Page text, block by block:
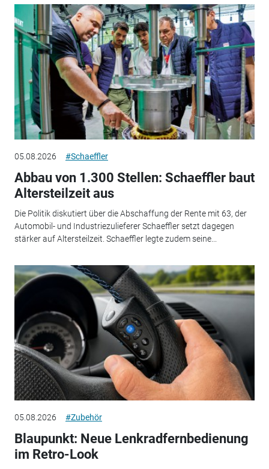
05.08.2026 #Schaeffler
Abbau von 1.300 Stellen: Schaeffler baut
Altersteilzeit aus
Die Politik diskutiert über die Abschaffung der Rente mit 63, der
Automobil- und Industriezulieferer Schaeffler setzt dagegen
stärker auf Altersteilzeit. Schaeffler legte zudem seine...
05.08.2026 #Zubehör
Blaupunkt: Neue Lenkradfernbedienung
im Retro-Look